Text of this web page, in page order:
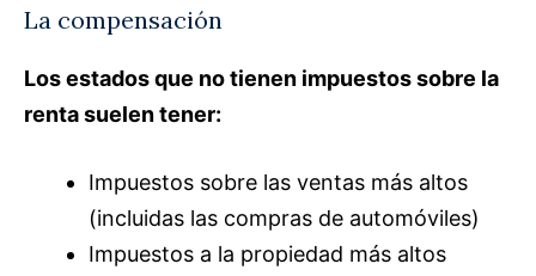
La compensación
Los estados que no tienen impuestos sobre la
renta suelen tener:
Impuestos sobre las ventas más altos
(incluidas las compras de automóviles)
Impuestos a la propiedad más altos